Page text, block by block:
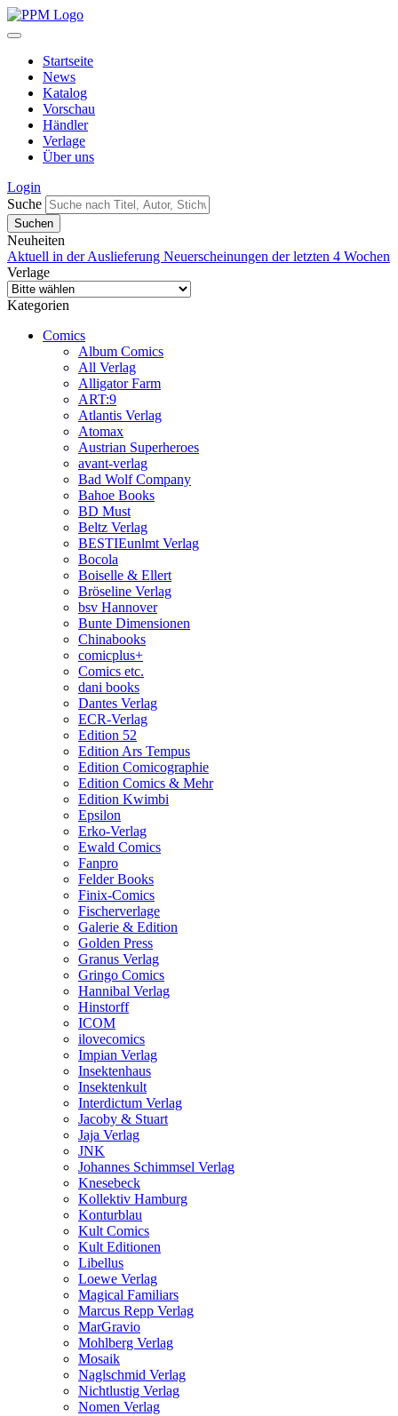
Startseite
News
Katalog
Vorschau
Händler
Verlage
Über uns
Login
Suche
Neuheiten
Aktuell in der Auslieferung Neuerscheinungen der letzten 4 Wochen
Verlage
Kategorien
Comics
Album Comics
All Verlag
Alligator Farm
ART:9
Atlantis Verlag
Atomax
Austrian Superheroes
avant-verlag
Bad Wolf Company
Bahoe Books
BD Must
Beltz Verlag
BESTIEunlmt Verlag
Bocola
Boiselle & Ellert
Bröseline Verlag
bsv Hannover
Bunte Dimensionen
Chinabooks
comicplus+
Comics etc.
dani books
Dantes Verlag
ECR-Verlag
Edition 52
Edition Ars Tempus
Edition Comicographie
Edition Comics & Mehr
Edition Kwimbi
Epsilon
Erko-Verlag
Ewald Comics
Fanpro
Felder Books
Finix-Comics
Fischerverlage
Galerie & Edition
Golden Press
Granus Verlag
Gringo Comics
Hannibal Verlag
Hinstorff
ICOM
ilovecomics
Impian Verlag
Insektenhaus
Insektenkult
Interdictum Verlag
Jacoby & Stuart
Jaja Verlag
JNK
Johannes Schimmsel Verlag
Knesebeck
Kollektiv Hamburg
Konturblau
Kult Comics
Kult Editionen
Libellus
Loewe Verlag
Magical Familiars
Marcus Repp Verlag
MarGravio
Mohlberg Verlag
Mosaik
Naglschmid Verlag
Nichtlustig Verlag
Nomen Verlag